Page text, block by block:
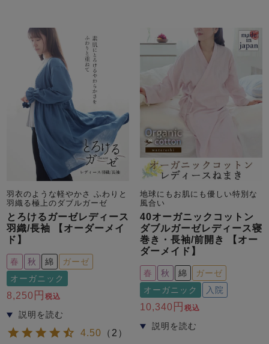
ガールズ
上着
単品
ガールズ
ン単品
ボーイズ ボーイズ
ズボ
ン単品
売れ筋ランキング
- Item Ranking -
新着商品
- New Arrival -
すべてのデザインのパジャマ一覧はこちら
羽衣のような軽やかさ ふわりと
羽織る極上のダブルガーゼ
とろけるガーゼレディース
羽織/長袖 【オーダーメイ
ド】
春 秋 綿
ガーゼ
オーガニック
8,250 税込
4.50 （ 2 ）
地球にもお肌にも優しい特別な
風合い
40オーガニックコットン
ダブルガーゼレディース寝
巻き・長袖/前開き 【オー
ダーメイド】
春 秋 綿
ガーゼ
オーガニック
入院
10,340 税込